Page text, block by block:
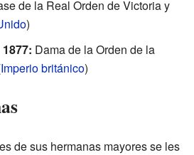
de la Real Orden de Victoria y
)
Dama de la Orden de la
Imperio británico)
de sus hermanas mayores se les